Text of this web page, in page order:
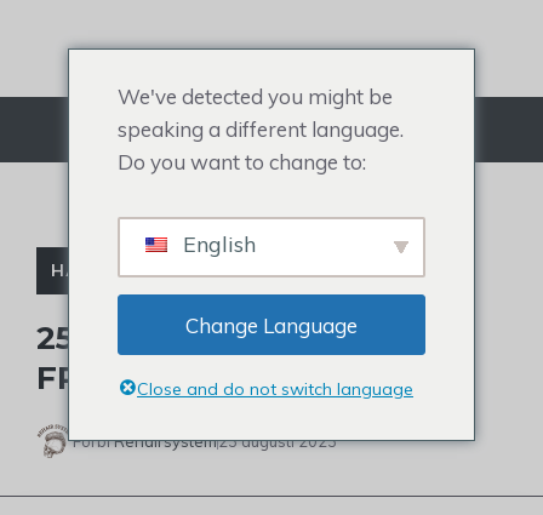
Meny
HÅRKLIPPNINGAR FÖR MÄN
25 BÄSTA ÄLDRE MÄNS
FRISYRER FÖR TUNT HÅR
FörbiRehairsystem23 augusti 2023
We've detected you might be
speaking a different language.
Do you want to change to:
English
Change Language
Close and do not switch language